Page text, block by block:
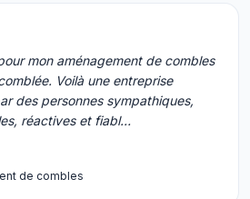
mon aménagement de combles
Voilà une entreprise
des personnes sympathiques,
réactives et fiabl…
de combles